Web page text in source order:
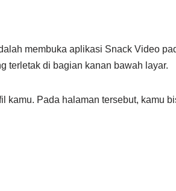
membuka aplikasi Snack Video
terletak di bagian kanan bawah layar.
kamu. Pada halaman tersebut, kamu